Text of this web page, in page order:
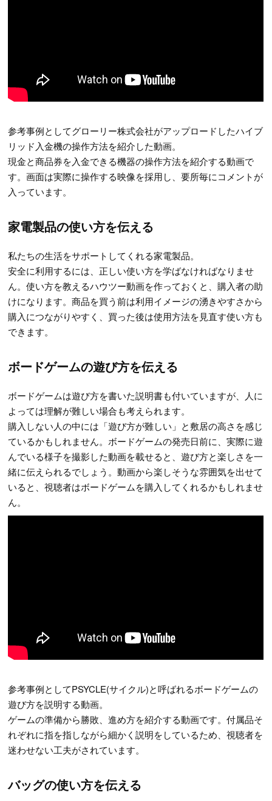
参考事例としてグローリー株式会社がアップロードしたハイブ
リッド入金機の操作方法を紹介した動画。
現金と商品券を入金できる機器の操作方法を紹介する動画で
す。画面は実際に操作する映像を採用し、要所毎にコメントが
入っています。
家電製品の使い方を伝える
私たちの生活をサポートしてくれる家電製品。
安全に利用するには、正しい使い方を学ばなければなりませ
ん。使い方を教えるハウツー動画を作っておくと、購入者の助
けになります。商品を買う前は利用イメージの湧きやすさから
購入につながりやすく、買った後は使用方法を見直す使い方も
できます。
ボードゲームの遊び方を伝える
ボードゲームは遊び方を書いた説明書も付いていますが、人に
よっては理解が難しい場合も考えられます。
購入しない人の中には「遊び方が難しい」と敷居の高さを感じ
ているかもしれません。ボードゲームの発売日前に、実際に遊
んでいる様子を撮影した動画を載せると、遊び方と楽しさを一
緒に伝えられるでしょう。動画から楽しそうな雰囲気を出せて
いると、視聴者はボードゲームを購入してくれるかもしれませ
ん。
参考事例としてPSYCLE(サイクル)と呼ばれるボードゲームの
遊び方を説明する動画。
ゲームの準備から勝敗、進め方を紹介する動画です。付属品そ
れぞれに指を指しながら細かく説明をしているため、視聴者を
迷わせない工夫がされています。
バッグの使い方を伝える